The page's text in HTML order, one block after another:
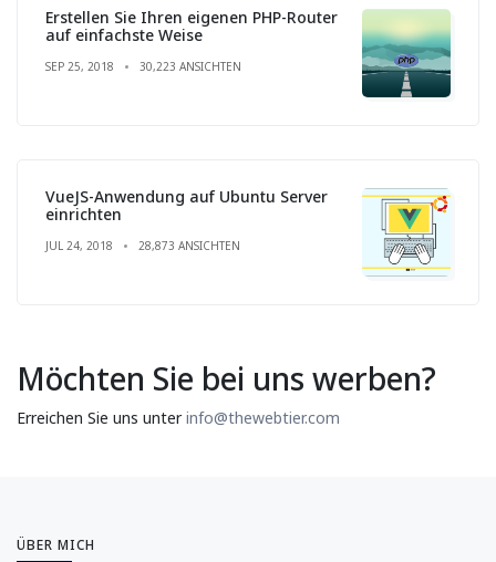
Erstellen Sie Ihren eigenen PHP-Router
auf einfachste Weise
SEP 25, 2018 30,223 ANSICHTEN
VueJS-Anwendung auf Ubuntu Server
einrichten
JUL 24, 2018 28,873 ANSICHTEN
Möchten Sie bei uns werben?
Erreichen Sie uns unterinfo@thewebtier.com
ÜBER MICH